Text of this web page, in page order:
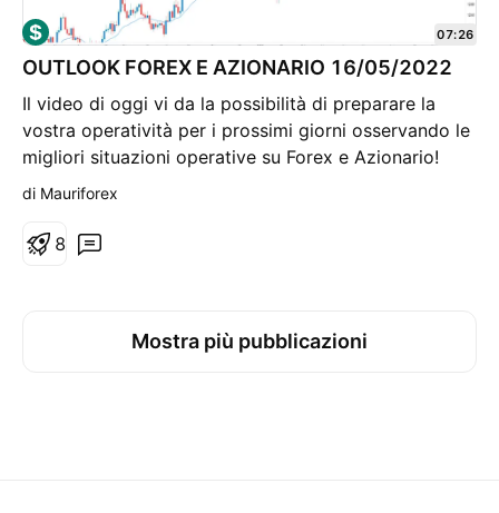
nostra valuta? Per il momento il cambio sta
rispettando il suo range di oscillazione e almeno per
quanto mi riguarda, innalzerò l'attenzione sulle
esposizioni in dollari, essendo cosciente che per il
lungo periodo, come tutto ciò che riguarda l'attività
d'investimento, la diversificazione (anche valutaria) è
un elemento importante. Le mie esposizioni, in media
sono denominate al 50% in euro ed al 50% in dollari.
OUTLOOK FOREX E AZIONARIO 16/05/2022
Il video di oggi vi da la possibilità di preparare la
vostra operatività per i prossimi giorni osservando le
migliori situazioni operative su Forex e Azionario!
Non perdetevelo e vi aspetto sul mio profilo per
07:26
di Mauriforex
8
Mostra più pubblicazioni